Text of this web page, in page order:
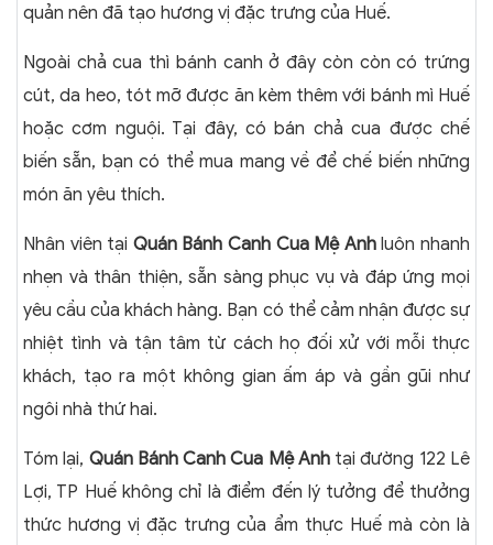
quản nên đã tạo hương vị đặc trưng của Huế.
Ngoài chả cua thì bánh canh ở đây còn còn có trứng
cút, da heo, tót mỡ được ăn kèm thêm với bánh mì Huế
hoặc cơm nguội. Tại đây, có bán chả cua được chế
biến sẵn, bạn có thể mua mang về để chế biến những
món ăn yêu thích.
Nhân viên tại Quán Bánh Canh Cua Mệ Anhluôn nhanh
nhẹn và thân thiện, sẵn sàng phục vụ và đáp ứng mọi
yêu cầu của khách hàng. Bạn có thể cảm nhận được sự
nhiệt tình và tận tâm từ cách họ đối xử với mỗi thực
khách, tạo ra một không gian ấm áp và gần gũi như
ngôi nhà thứ hai.
Tóm lại, Quán Bánh Canh Cua Mệ Anhtại đường 122 Lê
Lợi, TP Huế không chỉ là điểm đến lý tưởng để thưởng
thức hương vị đặc trưng của ẩm thực Huế mà còn là